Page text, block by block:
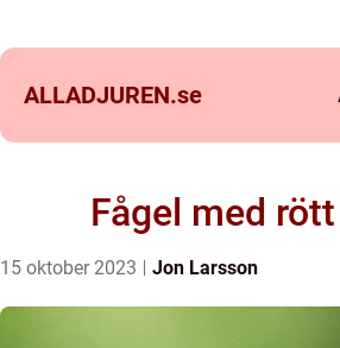
ALLADJUREN.se
Fågel med
15 oktober 2023 Jon Larsson